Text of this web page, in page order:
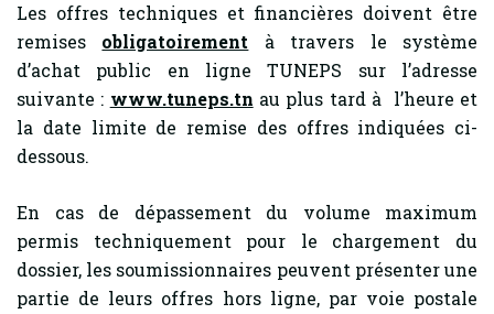
Les offres techniques et financières doivent être
remises obligatoirement à travers le système
d’achat public en ligne TUNEPS sur l’adresse
suivante : www.tuneps.tn au plus tard à l’heure et
la date limite de remise des offres indiquées ci-
dessous.
En cas de dépassement du volume maximum
permis techniquement pour le chargement du
dossier, les soumissionnaires peuvent présenter une
partie de leurs offres hors ligne, par voie postale